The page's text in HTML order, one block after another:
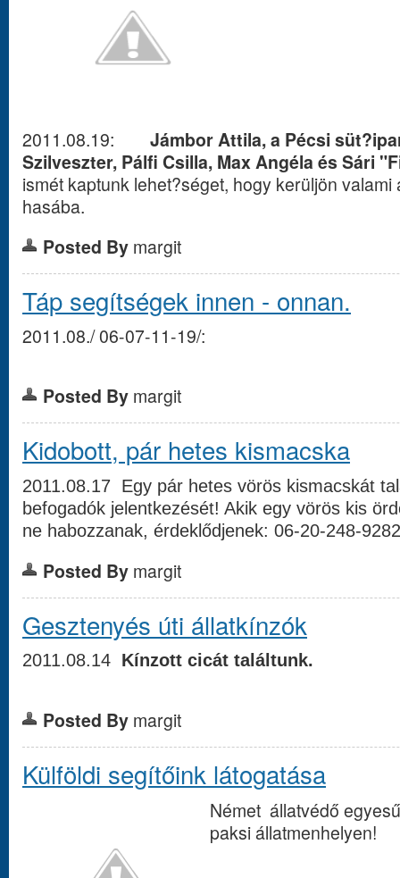
2011.08.19: Jámbor Attila, a Pécsi
Szilveszter, Pálfi Csilla, Max Angéla és Sári
ismét kaptunk lehet?séget, hogy kerüljön
hasába.
Posted By margit
Táp segítségek innen - onnan.
2011.08./ 06-07-11-19/:
Posted By margit
Kidobott, pár hetes kismacska
2011.08.17 Egy pár hetes vörös kismacskát
befogadók jelentkezését! Akik egy vörös kis
ne habozzanak, érdeklődjenek: 06-20-248-
Posted By margit
Gesztenyés úti állatkínzók
2011.08.14 Kínzott cicát találtunk.
Posted By margit
Külföldi segítőink látogatása
Német állatvédő
paksi állatmenhelyen!